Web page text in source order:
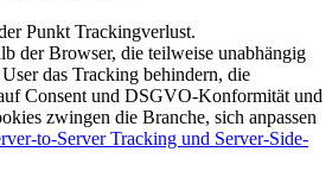
Punkt Trackingverlust.
der Browser, die teilweise unabhängig
das Tracking behindern, die
Consent und DSGVO-Konformität und
zwingen die Branche, sich anpassen
to-Server Tracking und Server-Side-